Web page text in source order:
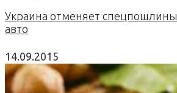
Украина отменяет
авто
14.09.2015